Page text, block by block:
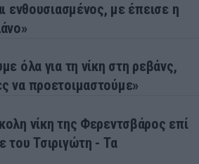
ενθουσιασμένος, με έπεισε η
όλα για τη νίκη στη ρεβάνς,
να προετοιμαστούμε»
νίκη της Φερεντσβάρος επί
του Τσιριγώτη - Τα